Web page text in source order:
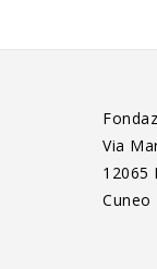
Via
12065
Cuneo